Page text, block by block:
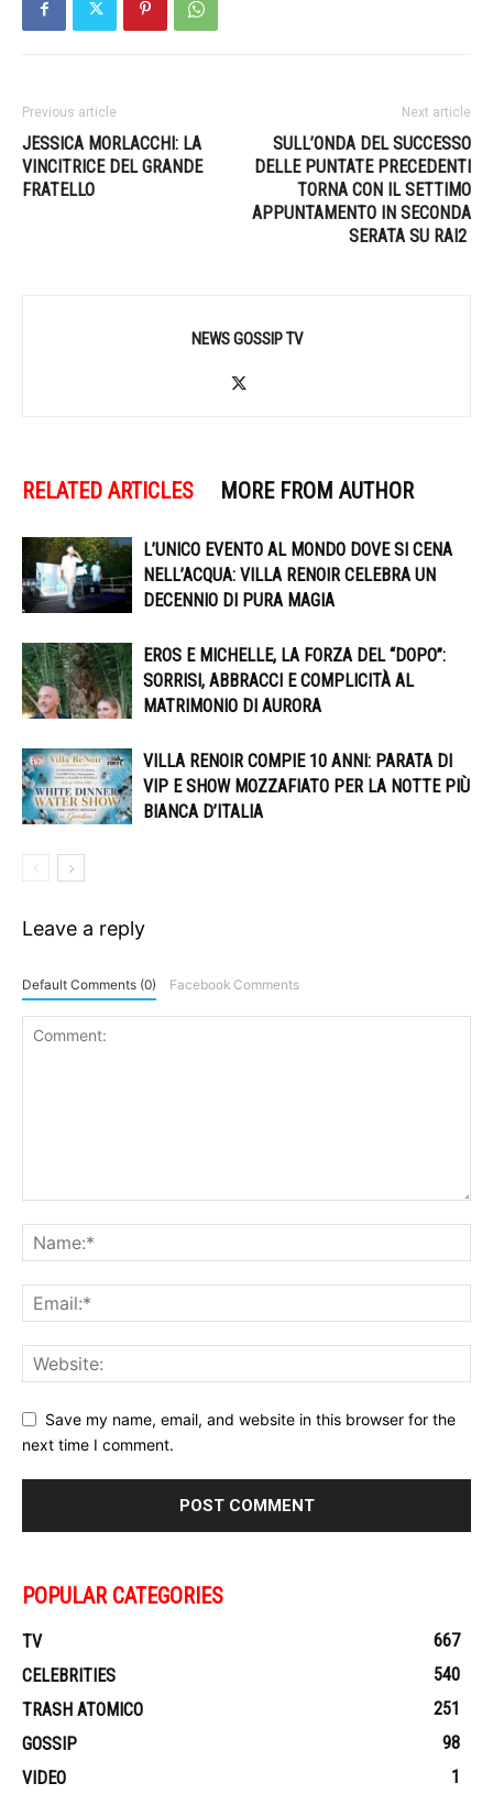
Previous article
JESSICA MORLACCHI: LA
VINCITRICE DEL GRANDE
FRATELLO
Next article
SULL’ONDA DEL SUCCESSO
DELLE PUNTATE PRECEDENTI
TORNA CON IL SETTIMO
APPUNTAMENTO IN SECONDA
SERATA SU RAI2
NEWS GOSSIP TV
RELATED ARTICLES MORE FROM AUTHOR
L’UNICO EVENTO AL MONDO DOVE SI CENA
NELL’ACQUA: VILLA RENOIR CELEBRA UN
DECENNIO DI PURA MAGIA
EROS E MICHELLE, LA FORZA DEL “DOPO”:
SORRISI, ABBRACCI E COMPLICITÀ AL
MATRIMONIO DI AURORA
VILLA RENOIR COMPIE 10 ANNI: PARATA DI
VIP E SHOW MOZZAFIATO PER LA NOTTE PIÙ
BIANCA D’ITALIA
Leave a reply
Default Comments (0) Facebook Comments
Save my name, email, and website in this browser for the
next time I comment.
POPULAR CATEGORIES
TV
667
CELEBRITIES
540
TRASH ATOMICO
251
GOSSIP
98
VIDEO
1